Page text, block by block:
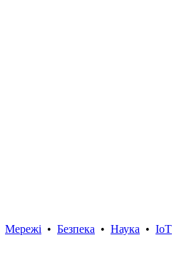
Мережі • Безпека • Наука • IoT